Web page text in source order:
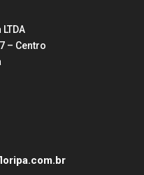
– Centro